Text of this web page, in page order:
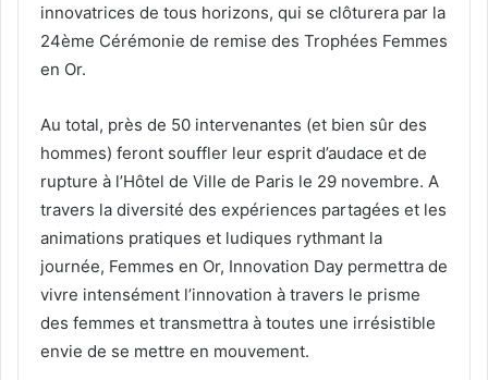
innovatrices de tous horizons, qui se clôturera par la
24ème Cérémonie de remise des Trophées Femmes
en Or.
Au total, près de 50 intervenantes (et bien sûr des
hommes) feront souffler leur esprit d’audace et de
rupture à l’Hôtel de Ville de Paris le 29 novembre. A
travers la diversité des expériences partagées et les
animations pratiques et ludiques rythmant la
journée, Femmes en Or, Innovation Day permettra de
vivre intensément l’innovation à travers le prisme
des femmes et transmettra à toutes une irrésistible
envie de se mettre en mouvement.